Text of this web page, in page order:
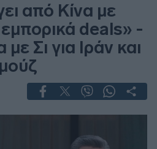
από Κίνα με
deals» -
Σι για Ιράν και